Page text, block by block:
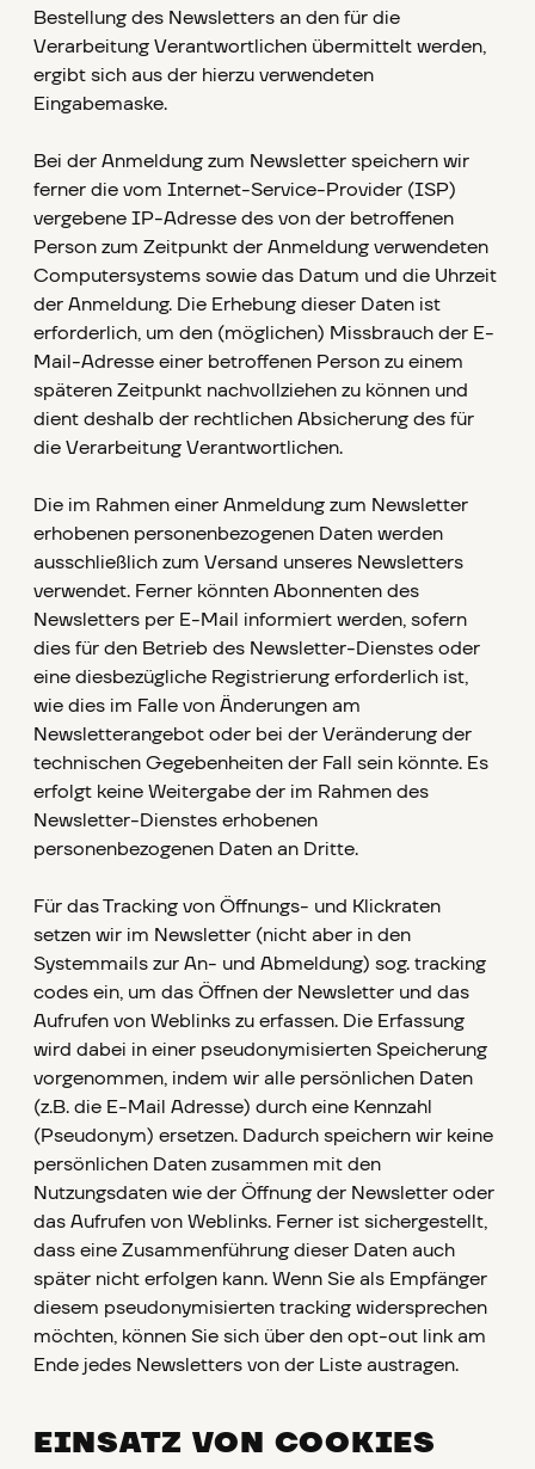
Bestellung des Newsletters an den für die
Verarbeitung Verantwortlichen übermittelt werden,
ergibt sich aus der hierzu verwendeten
Eingabemaske.
Bei der Anmeldung zum Newsletter speichern wir
ferner die vom Internet-Service-Provider (ISP)
vergebene IP-Adresse des von der betroffenen
Person zum Zeitpunkt der Anmeldung verwendeten
Computersystems sowie das Datum und die Uhrzeit
der Anmeldung. Die Erhebung dieser Daten ist
erforderlich, um den (möglichen) Missbrauch der E-
Mail-Adresse einer betroffenen Person zu einem
späteren Zeitpunkt nachvollziehen zu können und
dient deshalb der rechtlichen Absicherung des für
die Verarbeitung Verantwortlichen.
Die im Rahmen einer Anmeldung zum Newsletter
erhobenen personenbezogenen Daten werden
ausschließlich zum Versand unseres Newsletters
verwendet. Ferner könnten Abonnenten des
Newsletters per E-Mail informiert werden, sofern
dies für den Betrieb des Newsletter-Dienstes oder
eine diesbezügliche Registrierung erforderlich ist,
wie dies im Falle von Änderungen am
Newsletterangebot oder bei der Veränderung der
technischen Gegebenheiten der Fall sein könnte. Es
erfolgt keine Weitergabe der im Rahmen des
Newsletter-Dienstes erhobenen
personenbezogenen Daten an Dritte.
Für das Tracking von Öffnungs- und Klickraten
setzen wir im Newsletter (nicht aber in den
Systemmails zur An- und Abmeldung) sog. tracking
codes ein, um das Öffnen der Newsletter und das
Aufrufen von Weblinks zu erfassen. Die Erfassung
wird dabei in einer pseudonymisierten Speicherung
vorgenommen, indem wir alle persönlichen Daten
(z.B. die E-Mail Adresse) durch eine Kennzahl
(Pseudonym) ersetzen. Dadurch speichern wir keine
persönlichen Daten zusammen mit den
Nutzungsdaten wie der Öffnung der Newsletter oder
das Aufrufen von Weblinks. Ferner ist sichergestellt,
dass eine Zusammenführung dieser Daten auch
später nicht erfolgen kann. Wenn Sie als Empfänger
diesem pseudonymisierten tracking widersprechen
möchten, können Sie sich über den opt-out link am
Ende jedes Newsletters von der Liste austragen.
EINSATZ VON COOKIES